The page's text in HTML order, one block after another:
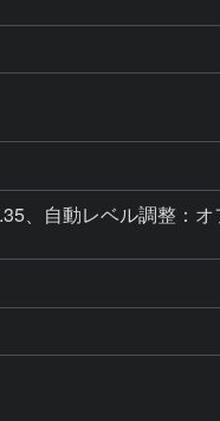
、自動レベル調整：